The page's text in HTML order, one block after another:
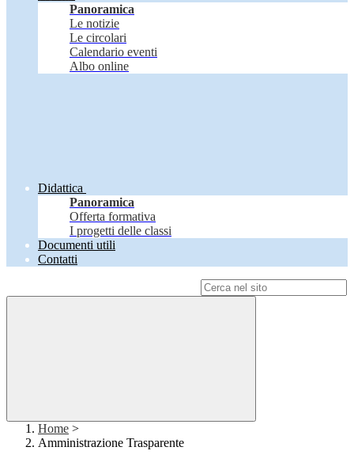
Panoramica
Le notizie
Le circolari
Calendario eventi
Albo online
Didattica
Panoramica
Offerta formativa
I progetti delle classi
Documenti utili
Contatti
Home >
Amministrazione Trasparente